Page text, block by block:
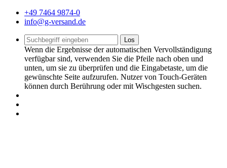
+49 7464 9874-0
info@g-versand.de
Los
Wenn die Ergebnisse der automatischen Vervollständigung
verfügbar sind, verwenden Sie die Pfeile nach oben und
unten, um sie zu überprüfen und die Eingabetaste, um die
gewünschte Seite aufzurufen. Nutzer von Touch-Geräten
können durch Berührung oder mit Wischgesten suchen.